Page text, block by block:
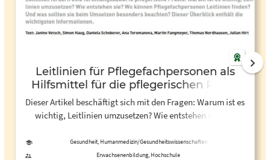
Leitlinien für Pflegefachpersonen als
Hilfsmittel für die pflegerischen Praxis
Dieser Artikel beschäftigt sich mit den Fragen: Warum ist es
wichtig, Leitlinien umzusetzen? Wie entstehen sie? Wo
sollten sie beim Umsetzen besonders beachten?
Gesundheit, Humanmedizin/Gesundheitswissenschaften
Erwachsenenbildung, Hochschule